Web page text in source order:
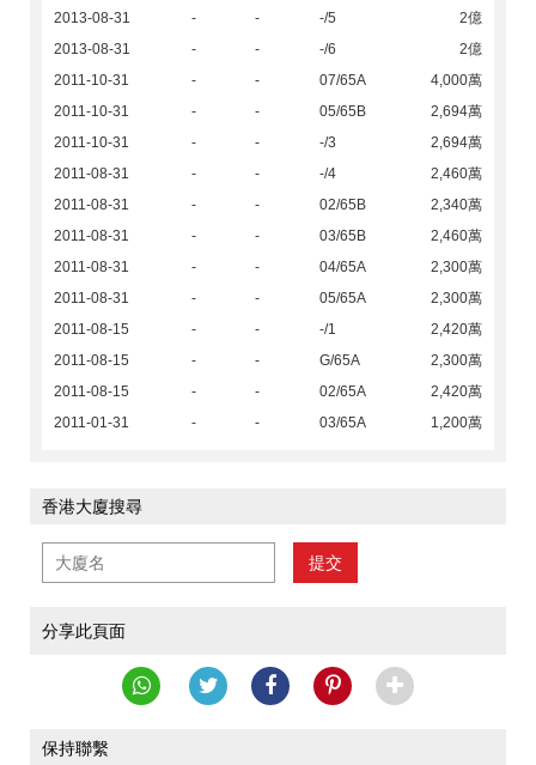
2013-08-31
- - -/5
2億
2013-08-31
- - -/6
2億
2011-10-31
- - 07/65A
4,000萬
2011-10-31
- - 05/65B
2,694萬
2011-10-31
- - -/3
2,694萬
2011-08-31
- - -/4
2,460萬
2011-08-31
- - 02/65B
2,340萬
2011-08-31
- - 03/65B
2,460萬
2011-08-31
- - 04/65A
2,300萬
2011-08-31
- - 05/65A
2,300萬
2011-08-15
- - -/1
2,420萬
2011-08-15
- - G/65A
2,300萬
2011-08-15
- - 02/65A
2,420萬
2011-01-31
- - 03/65A 1,200萬
香港大廈搜尋
提交
分享此頁面
保持聯繫